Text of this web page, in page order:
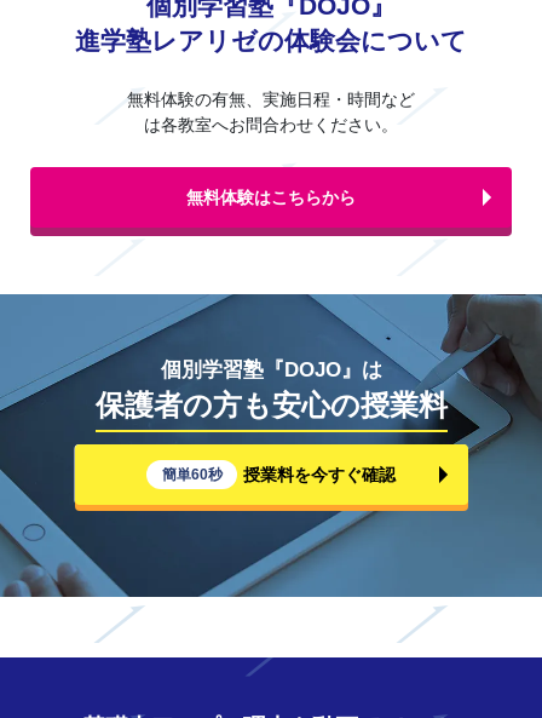
個別学習塾『DOJO』
進学塾レアリゼの体験会について
無料体験の有無、実施日程・時間など
は各教室へお問合わせください。
無料体験はこちらから
個別学習塾『DOJO』は
保護者の方も安心の授業料
簡単60秒 授業料を今すぐ確認